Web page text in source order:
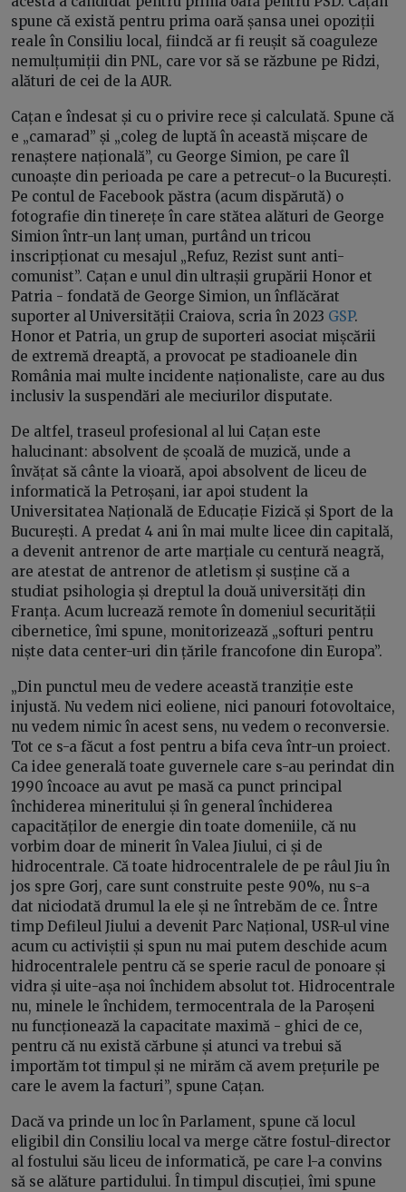
spune că există pentru prima oară șansa unei opoziții
reale în Consiliu local, fiindcă ar fi reușit să coaguleze
nemulțumiții din PNL, care vor să se răzbune pe Ridzi,
alături de cei de la AUR.
Cațan e îndesat și cu o privire rece și calculată. Spune că
e „camarad” și „coleg de luptă în această mișcare de
renaștere națională”, cu George Simion, pe care îl
cunoaște din perioada pe care a petrecut-o la București.
Pe contul de Facebook păstra (acum dispărută) o
fotografie din tinerețe în care stătea alături de George
Simion într-un lanț uman, purtând un tricou
inscripționat cu mesajul „Refuz, Rezist sunt anti-
comunist”. Cațan e unul din ultrașii grupării Honor et
Patria - fondată de George Simion, un înflăcărat
suporter al Universității Craiova, scria în 2023 GSP.
Honor et Patria, un grup de suporteri asociat mișcării
de extremă dreaptă, a provocat pe stadioanele din
România mai multe incidente naționaliste, care au dus
inclusiv la suspendări ale meciurilor disputate.
De altfel, traseul profesional al lui Cațan este
halucinant: absolvent de școală de muzică, unde a
învățat să cânte la vioară, apoi absolvent de liceu de
informatică la Petroșani, iar apoi student la
Universitatea Națională de Educație Fizică și Sport de la
București. A predat 4 ani în mai multe licee din capitală,
a devenit antrenor de arte marțiale cu centură neagră,
are atestat de antrenor de atletism și susține că a
studiat psihologia și dreptul la două universități din
Franța. Acum lucrează remote în domeniul securității
cibernetice, îmi spune, monitorizează „softuri pentru
niște data center-uri din țările francofone din Europa”.
„Din punctul meu de vedere această tranziție este
injustă. Nu vedem nici eoliene, nici panouri fotovoltaice,
nu vedem nimic în acest sens, nu vedem o reconversie.
Tot ce s-a făcut a fost pentru a bifa ceva într-un proiect.
Ca idee generală toate guvernele care s-au perindat din
1990 încoace au avut pe masă ca punct principal
închiderea mineritului și în general închiderea
capacităților de energie din toate domeniile, că nu
vorbim doar de minerit în Valea Jiului, ci și de
hidrocentrale. Că toate hidrocentralele de pe râul Jiu în
jos spre Gorj, care sunt construite peste 90%, nu s-a
dat niciodată drumul la ele și ne întrebăm de ce. Între
timp Defileul Jiului a devenit Parc Național, USR-ul vine
acum cu activiștii și spun nu mai putem deschide acum
hidrocentralele pentru că se sperie racul de ponoare și
vidra și uite-așa noi închidem absolut tot. Hidrocentrale
nu, minele le închidem, termocentrala de la Paroșeni
nu funcționează la capacitate maximă - ghici de ce,
pentru că nu există cărbune și atunci va trebui să
importăm tot timpul și ne mirăm că avem prețurile pe
care le avem la facturi”, spune Cațan.
Dacă va prinde un loc în Parlament, spune că locul
eligibil din Consiliu local va merge către fostul-director
al fostului său liceu de informatică, pe care l-a convins
să se alăture partidului. În timpul discuției, îmi spune